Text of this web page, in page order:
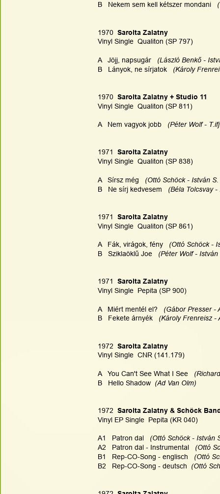
B   Nekem sem kell kétszer mondani
1970 Sarolta Zalatny
Vinyl Single  Qualiton (SP 797)
A   Jöjj, napsugár (László Benkő -
B   Lányok, ne sírjatok (Károly
1970 Sarolta Zalatny + Studio 11
Vinyl Single  Qualiton (SP 811)
A   Nem vagyok jobb (Péter Wolf -
1971 Sarolta Zalatny
Vinyl Single  Qualiton (SP 838)
A   Sírsz még
(Ottó Schöck - István
B   Ne sírj kedvesem (Béla Tolcsvay
1971 Sarolta Zalatny
Vinyl Single  Qualiton (SP 861)
A   Fák, virágok, fény (Ottó Schöck -
B   Sziklaöklű Joe (Péter Wolf -
1971 Sarolta Zalatny
Vinyl Single  Pepita (SP 900)
A   Miért mentél el? (Gábor Presser -
B   Fekete árnyék
(Károly Frenreisz -
1972 Sarolta Zalatny
Vinyl Single  CNR (141.179)
A   You Can't See What I See
B   Hello Shadow (Ad Van Olm)
1972 Sarolta Zalatny & Schöck
Vinyl EP Single  Pepita (KR 040)
A1   Patron dal (Ottó Schöck - István
A2   Patron dal - Instrumental (Ottó
B1   Rep-CO-Song - englisch
(Ottó
B2   Rep-CO-Song - deutsch (Ottó